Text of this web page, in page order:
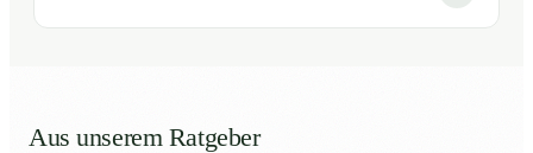
Aus unserem Ratgeber